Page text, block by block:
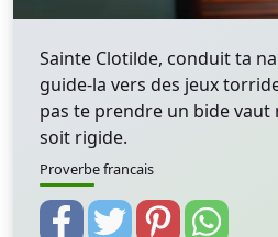
Sainte Clotilde, conduit ta
guide-la vers des jeux
pas te prendre un bide
soit rigide.
Proverbe francais